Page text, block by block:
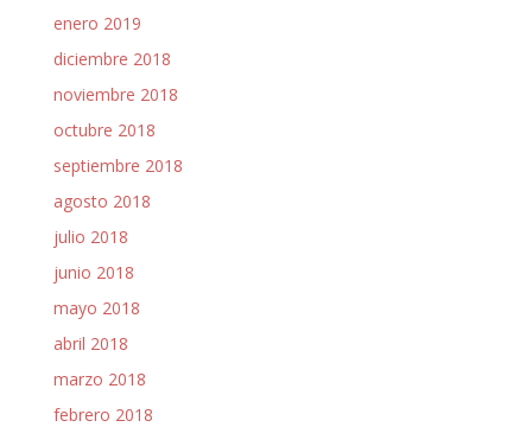
enero 2019
diciembre 2018
noviembre 2018
octubre 2018
septiembre 2018
agosto 2018
julio 2018
junio 2018
mayo 2018
abril 2018
marzo 2018
febrero 2018